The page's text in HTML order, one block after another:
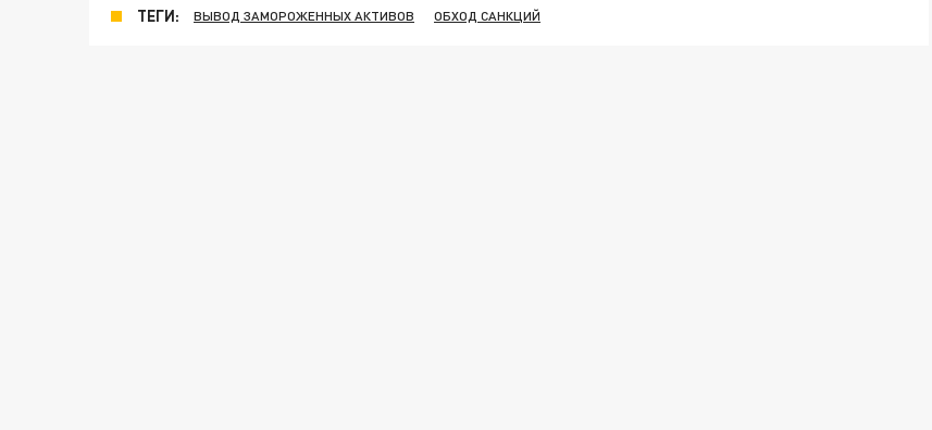
ТЕГИ: ВЫВОД ЗАМОРОЖЕННЫХ АКТИВОВ ОБХОД САНКЦИЙ